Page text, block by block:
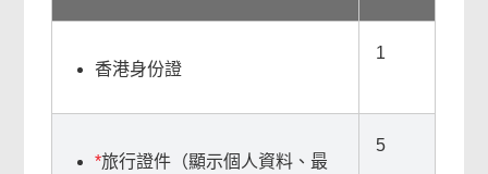
香港身份證
1
*旅行證件（顯示個人資料、最
5